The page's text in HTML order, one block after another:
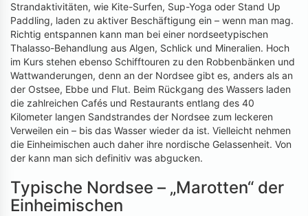
Strandaktivitäten, wie Kite-Surfen, Sup-Yoga oder Stand Up
Paddling, laden zu aktiver Beschäftigung ein – wenn man mag.
Richtig entspannen kann man bei einer nordseetypischen
Thalasso-Behandlung aus Algen, Schlick und Mineralien. Hoch
im Kurs stehen ebenso Schifftouren zu den Robbenbänken und
Wattwanderungen, denn an der Nordsee gibt es, anders als an
der Ostsee, Ebbe und Flut. Beim Rückgang des Wassers laden
die zahlreichen Cafés und Restaurants entlang des 40
Kilometer langen Sandstrandes der Nordsee zum leckeren
Verweilen ein – bis das Wasser wieder da ist. Vielleicht nehmen
die Einheimischen auch daher ihre nordische Gelassenheit. Von
der kann man sich definitiv was abgucken.
Typische Nordsee – „Marotten“ der
Einheimischen